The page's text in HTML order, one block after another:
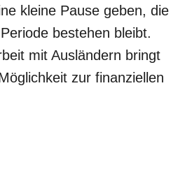
kleine Pause geben, die
bestehen bleibt.
mit Ausländern bringt
zur finanziellen